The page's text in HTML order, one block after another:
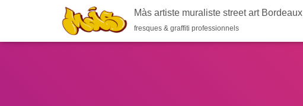
Màs artiste muraliste street art Bordeaux
fresques & graffiti professionnels